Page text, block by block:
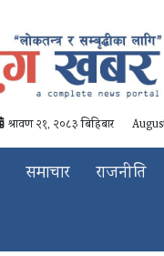
श्रावण २१, २०८३ बिहिबार
समाचार राजनीति